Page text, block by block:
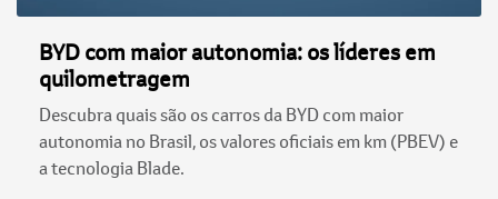
BYD com maior autonomia: os líderes em
quilometragem
Descubra quais são os carros da BYD com maior
autonomia no Brasil, os valores oficiais em km (PBEV) e
a tecnologia Blade.